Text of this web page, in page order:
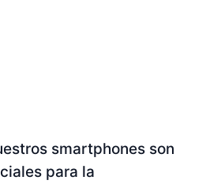
smartphones son
para la